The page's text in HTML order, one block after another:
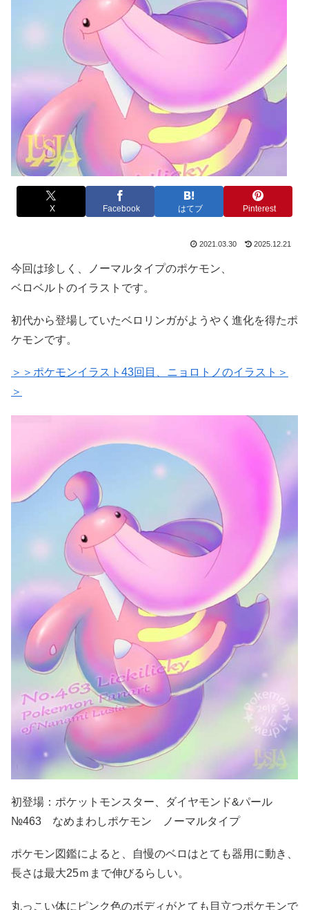
X Facebook はてブ Pinterest
2021.03.30 2025.12.21
今回は珍しく、ノーマルタイプのポケモン、
ベロベルトのイラストです。
初代から登場していたベロリンガがようやく進化を得たポ
ケモンです。
＞＞ポケモンイラスト43回目、ニョロトノのイラスト＞
＞
初登場：ポケットモンスター、ダイヤモンド&パール
№463 なめまわしポケモン ノーマルタイプ
ポケモン図鑑によると、自慢のベロはとても器用に動き、
長さは最大25ｍまで伸びるらしい。
丸っこい体にピンク色のボディがとても目立つポケモンで